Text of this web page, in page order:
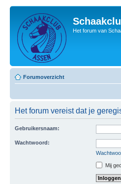
Het forum van
Forumoverzicht
Het forum vereist dat je
Gebruikersnaam:
Wachtwoord:
Mij